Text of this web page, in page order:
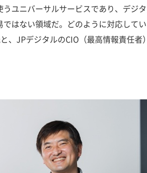
ユニバーサルサービスであり、デジ
はない領域だ。どのように対応してい
、JPデジタルのCIO（最高情報責任者